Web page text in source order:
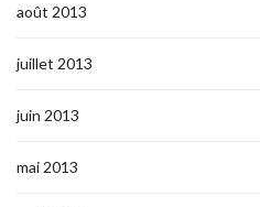
août 2013
juillet 2013
juin 2013
mai 2013